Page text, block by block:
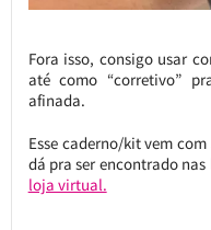
Fora isso, consigo usar
até como “corretivo”
afinada.
Esse caderno/kit vem
dá pra ser encontrado
loja virtual.